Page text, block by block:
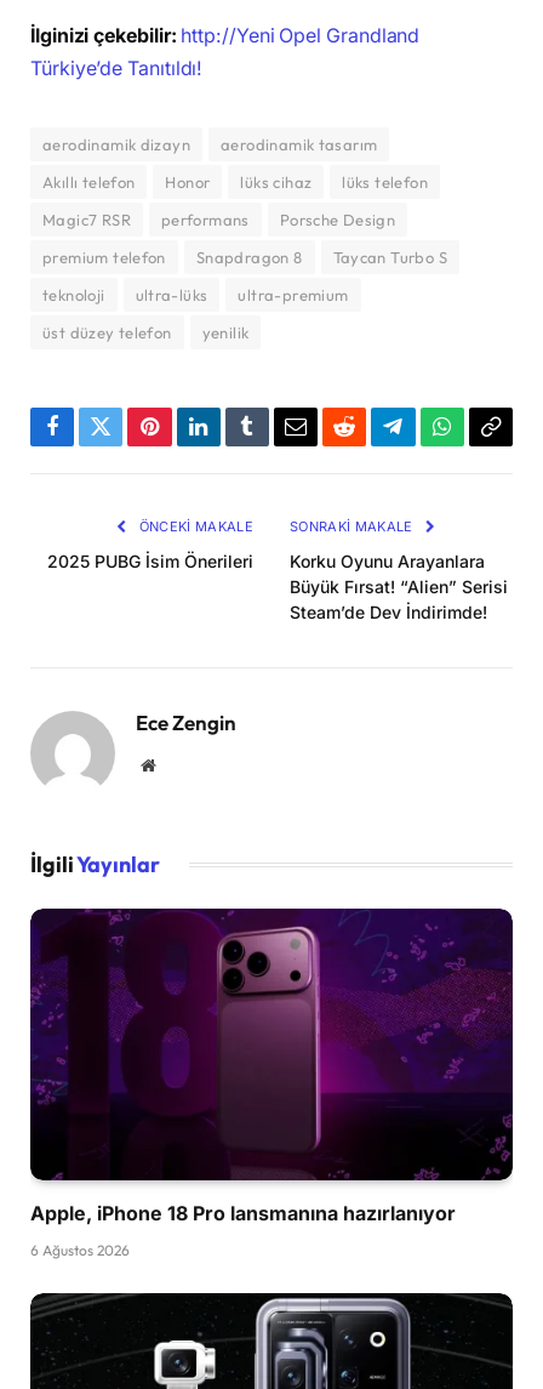
İlginizi çekebilir: http://Yeni Opel Grandland
Türkiye’de Tanıtıldı!
aerodinamik dizayn
aerodinamik tasarım
Akıllı telefon
Honor lüks cihaz
lüks telefon
Magic7 RSR
performans
Porsche Design
premium telefon
Snapdragon 8
Taycan Turbo S
teknoloji
ultra-lüks
ultra-premium
üst düzey telefon
yenilik
Facebook
TwitterPinterestLinkedInTumblrEmailRedditTelegramWhatsApp
ÖNCEKI MAKALE
2025 PUBG İsim Önerileri
SONRAKI MAKALE
Korku Oyunu Arayanlara
Büyük Fırsat! “Alien” Serisi
Steam’de Dev İndirimde!
Ece Zengin
Website
İlgiliYayınlar
Apple, iPhone 18 Pro lansmanına hazırlanıyor
6 Ağustos 2026